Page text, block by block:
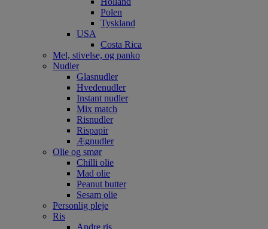
Polen
Tyskland
USA
Costa Rica
Mel, stivelse, og panko
Nudler
Glasnudler
Hvedenudler
Instant nudler
Mix match
Risnudler
Rispapir
Ægnudler
Olie og smør
Chilli olie
Mad olie
Peanut butter
Sesam olie
Personlig pleje
Ris
Andre ris